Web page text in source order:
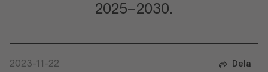
2025–2030.
2023-11-22 Dela